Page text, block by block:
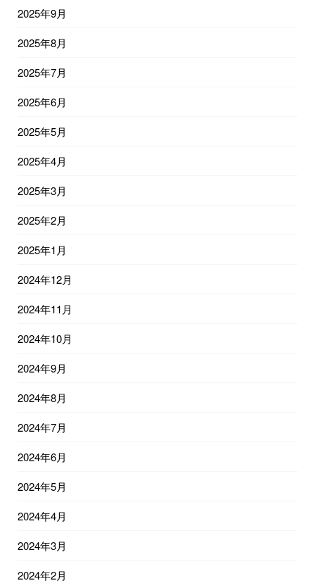
2025年9月
2025年8月
2025年7月
2025年6月
2025年5月
2025年4月
2025年3月
2025年2月
2025年1月
2024年12月
2024年11月
2024年10月
2024年9月
2024年8月
2024年7月
2024年6月
2024年5月
2024年4月
2024年3月
2024年2月